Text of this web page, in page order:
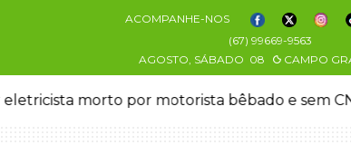
ACOMPANHE-NOS
(67) 99669-9563
AGOSTO, SÁBADO 08 CAMPO
morto por motorista bêbado e sem